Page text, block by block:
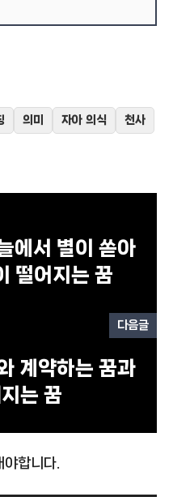
의미 자아 의식 천사
에서 별이 쏟아
떨어지는 꿈
다음글
계약하는 꿈과
는 꿈
야합니다.